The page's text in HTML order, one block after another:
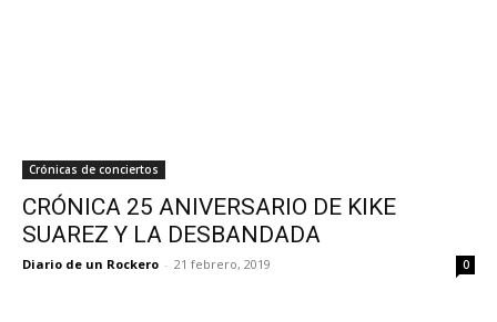
Crónicas de conciertos
CRÓNICA 25 ANIVERSARIO DE KIKE
SUAREZ Y LA DESBANDADA
Diario de un Rockero - 21 febrero, 2019 0